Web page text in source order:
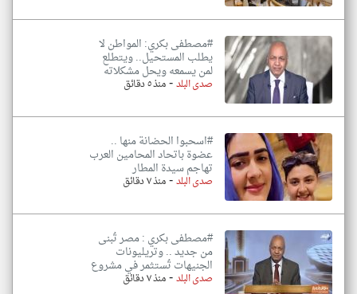
#مصطفى بكري: المواطن لا
يطلب المستحيل.. ويتطلع
لمن يسمعه ويحل مشكلاته
صدى البلد-منذ ٥ دقائق
#اسحبوا الحضانة منها ..
عضوة باتحاد المحامين العرب
تهاجم سيدة المطار
صدى البلد-منذ ٧ دقائق
#مصطفى بكري : مصر تُبنى
من جديد .. وتريليونات
الجنيهات تُستثمر في مشروع
صدى البلد-منذ ٧ دقائق